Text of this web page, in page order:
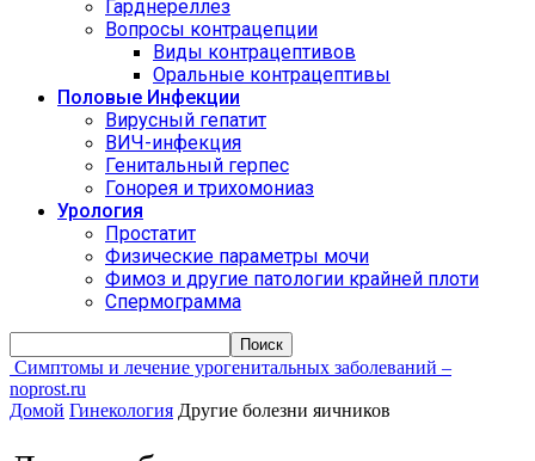
Гарднереллез
Вопросы контрацепции
Виды контрацептивов
Оральные контрацептивы
Половые Инфекции
Вирусный гепатит
ВИЧ-инфекция
Генитальный герпес
Гонорея и трихомониаз
Урология
Простатит
Физические параметры мочи
Фимоз и другие патологии крайней плоти
Спермограмма
Симптомы и лечение урогенитальных заболеваний –
noprost.ru
Домой Гинекология Другие болезни яичников